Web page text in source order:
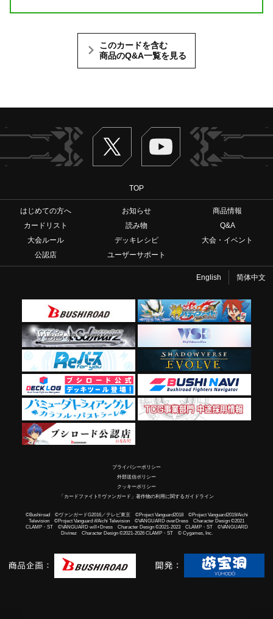
このカードを含む
商品のQ&A一覧を見る
Twitter ヴァンガードch
TOP
はじめての方へ お知らせ
商品情報
カードリスト
読み物
Q&A
大会ルール
デッキレシピ
大会・イベント
公認店
ユーザーサポート
English 简体中文
プライバシーポリシー
外部送信ポリシー
クッキーポリシー
「カードファイト!! ヴァンガード」著作物の利用に関するガイドライン
©Bushiroad ©ヴァンガードG2016／テレビ東京 ©Project Vanguard2018 ©Project Vanguard2019/Aichi
Television ©Project Vanguard if/Aichi Television ©VANGUARD overDress Character Design ©2021
CLAMP・ST ©VANGUARD will+Dress Character Design ©2021-2023 CLAMP・ST ©VANGUARD
Divinez Character Design ©2021-2026 CLAMP・ST © Cygames, Inc.